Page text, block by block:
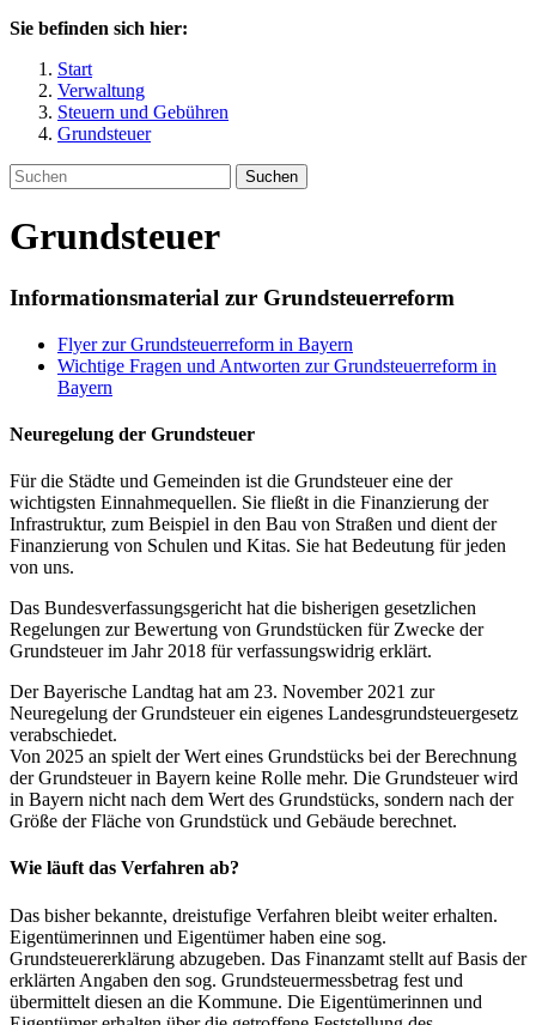
Sie befinden sich hier:
Start
Verwaltung
Steuern und Gebühren
Grundsteuer
Suchen
Grundsteuer
Informationsmaterial zur Grundsteuerreform
Flyer zur Grundsteuerreform in Bayern
Wichtige Fragen und Antworten zur Grundsteuerreform in
Bayern
Neuregelung der Grundsteuer
Für die Städte und Gemeinden ist die Grundsteuer eine der
wichtigsten Einnahmequellen. Sie fließt in die Finanzierung der
Infrastruktur, zum Beispiel in den Bau von Straßen und dient der
Finanzierung von Schulen und Kitas. Sie hat Bedeutung für jeden
von uns.
Das Bundesverfassungsgericht hat die bisherigen gesetzlichen
Regelungen zur Bewertung von Grundstücken für Zwecke der
Grundsteuer im Jahr 2018 für verfassungswidrig erklärt.
Der Bayerische Landtag hat am 23. November 2021 zur
Neuregelung der Grundsteuer ein eigenes Landesgrundsteuergesetz
verabschiedet.
Von 2025 an spielt der Wert eines Grundstücks bei der Berechnung
der Grundsteuer in Bayern keine Rolle mehr. Die Grundsteuer wird
in Bayern nicht nach dem Wert des Grundstücks, sondern nach der
Größe der Fläche von Grundstück und Gebäude berechnet.
Wie läuft das Verfahren ab?
Das bisher bekannte, dreistufige Verfahren bleibt weiter erhalten.
Eigentümerinnen und Eigentümer haben eine sog.
Grundsteuererklärung abzugeben. Das Finanzamt stellt auf Basis der
erklärten Angaben den sog. Grundsteuermessbetrag fest und
übermittelt diesen an die Kommune. Die Eigentümerinnen und